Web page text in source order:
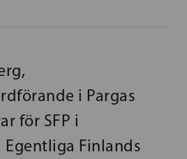
i Pargas
för SFP i
Finlands